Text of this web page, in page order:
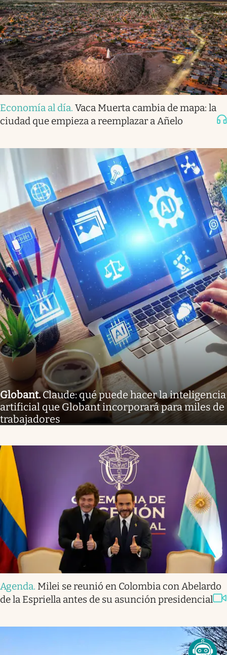
Economía al día. Vaca Muerta cambia de mapa: la
ciudad que empieza a reemplazar a Añelo
Globant.Claude: qué puede hacer la inteligencia
artificial que Globant incorporará para miles de
trabajadores
Agenda. Milei se reunió en Colombia con Abelardo
de la Espriella antes de su asunción presidencial